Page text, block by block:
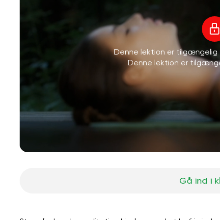
Denne lektion er tilgængelig
Denne lektion er
Gå ind i